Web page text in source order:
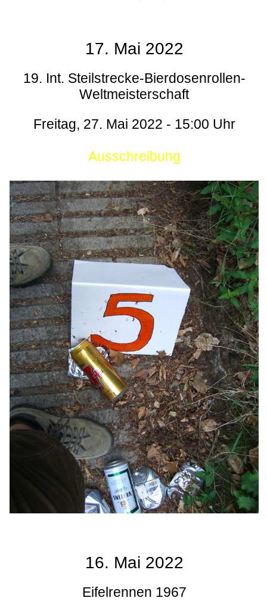
17. Mai 2022
19. Int. Steilstrecke-Bierdosenrollen-
Weltmeisterschaft
Freitag, 27. Mai 2022 - 15:00 Uhr
Ausschreibung
16. Mai 2022
Eifelrennen 1967